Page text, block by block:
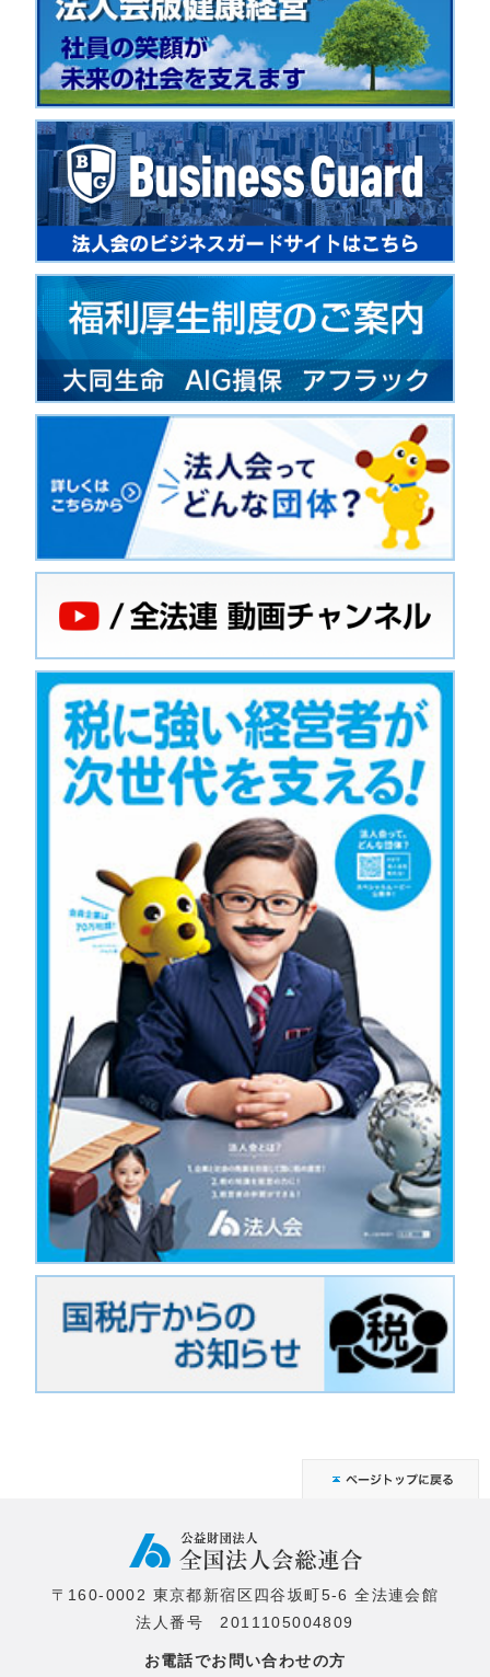
〒160-0002 東京都新宿区四谷坂町5-6 全法連会館
法人番号 2011105004809
お電話でお問い合わせの方